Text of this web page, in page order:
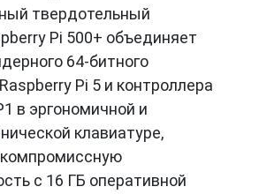
клавиатурыпретерпели
В начале своего
были довольно крупными
Однако с
и миниатюризацией
твердотельный
Pi 500+ объединяет
64-битного
Pi 5 и контроллера
в эргономичной и
клавиатуре,
с 16 ГБ оперативной